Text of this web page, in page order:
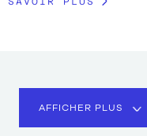
AFFICHER PLUS